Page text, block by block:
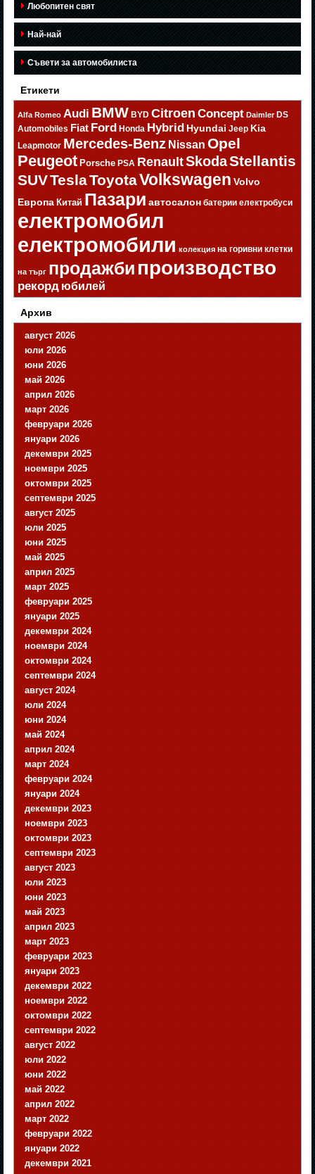
Любопитен свят
Най-най
Съвети за автомобилиста
Етикети
Alfa Romeo Audi BMW BYD Citroen Concept Daimler DS
Automobiles Fiat Ford Honda Hybrid Hyundai Jeep Kia
Leapmotor Mercedes-Benz Nissan Opel
Peugeot Porsche PSA RenaultSkodaStellantis
SUVTeslaToyotaVolkswagen Volvo
Европа Китай Пазари автосалон батерии електробуси
електромобил
електромобили колекция на горивни клетки
на търг продажбипроизводство
рекорд юбилей
Архив
август 2026
юли 2026
юни 2026
май 2026
април 2026
март 2026
февруари 2026
януари 2026
декември 2025
ноември 2025
октомври 2025
септември 2025
август 2025
юли 2025
юни 2025
май 2025
април 2025
март 2025
февруари 2025
януари 2025
декември 2024
ноември 2024
октомври 2024
септември 2024
август 2024
юли 2024
юни 2024
май 2024
април 2024
март 2024
февруари 2024
януари 2024
декември 2023
ноември 2023
октомври 2023
септември 2023
август 2023
юли 2023
юни 2023
май 2023
април 2023
март 2023
февруари 2023
януари 2023
декември 2022
ноември 2022
октомври 2022
септември 2022
август 2022
юли 2022
юни 2022
май 2022
април 2022
март 2022
февруари 2022
януари 2022
декември 2021